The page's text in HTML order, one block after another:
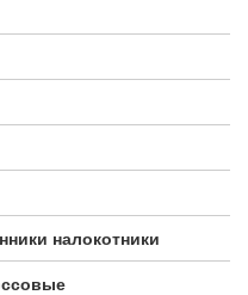
налокотники